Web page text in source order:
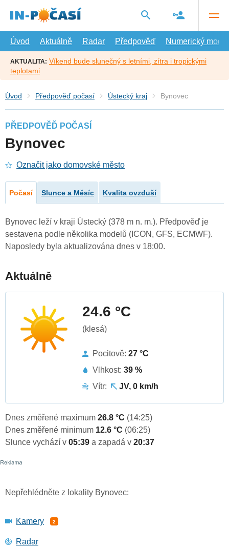
hlavní
Úvod
Aktuálně Radar Předpověď Numerický model
AKTUALITA: Víkend bude slunečný s letními, zítra i tropickými
teplotami
Úvod Předpověď počasí Ústecký kraj Bynovec
PŘEDPOVĚĎ POČASÍ
Bynovec
Označit jako domovské město
Počasí Slunce a Měsíc Kvalita ovzduší
Bynovec leží v kraji Ústecký (378 m n. m.). Předpověď je
sestavena podle několika modelů (ICON, GFS, ECMWF).
Naposledy byla aktualizována dnes v 18:00.
Aktuálně
24.6 °C
(klesá)
Pocitově: 27 °C
Vlhkost: 39 %
Vítr:
JV, 0 km/h
Dnes změřené maximum 26.8 °C (14:25)
Dnes změřené minimum 12.6 °C (06:25)
Slunce vychází v 05:39 a zapadá v 20:37
Nepřehlédněte z lokality Bynovec:
Kamery 2
Radar